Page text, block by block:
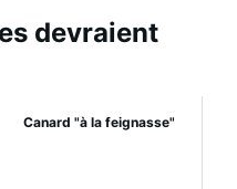
devraient
Canard "à la feignasse"